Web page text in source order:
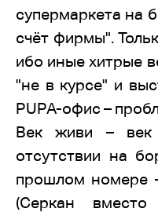
супермаркета на
счёт фирмы".
ибо иные хитрые
"не в курсе" и
PUPA-офис –
Век живи – век
отсутствии на
прошлом номере
(Серкан